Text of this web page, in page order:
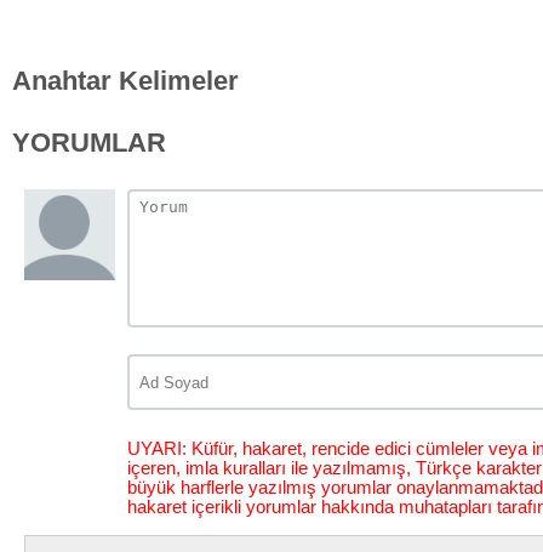
Anahtar Kelimeler
YORUMLAR
UYARI: Küfür, hakaret, rencide edici cümleler veya
içeren, imla kuralları ile yazılmamış, Türkçe
büyük harflerle yazılmış yorumlar
hakaret içerikli yorumlar hakkında muhatapları